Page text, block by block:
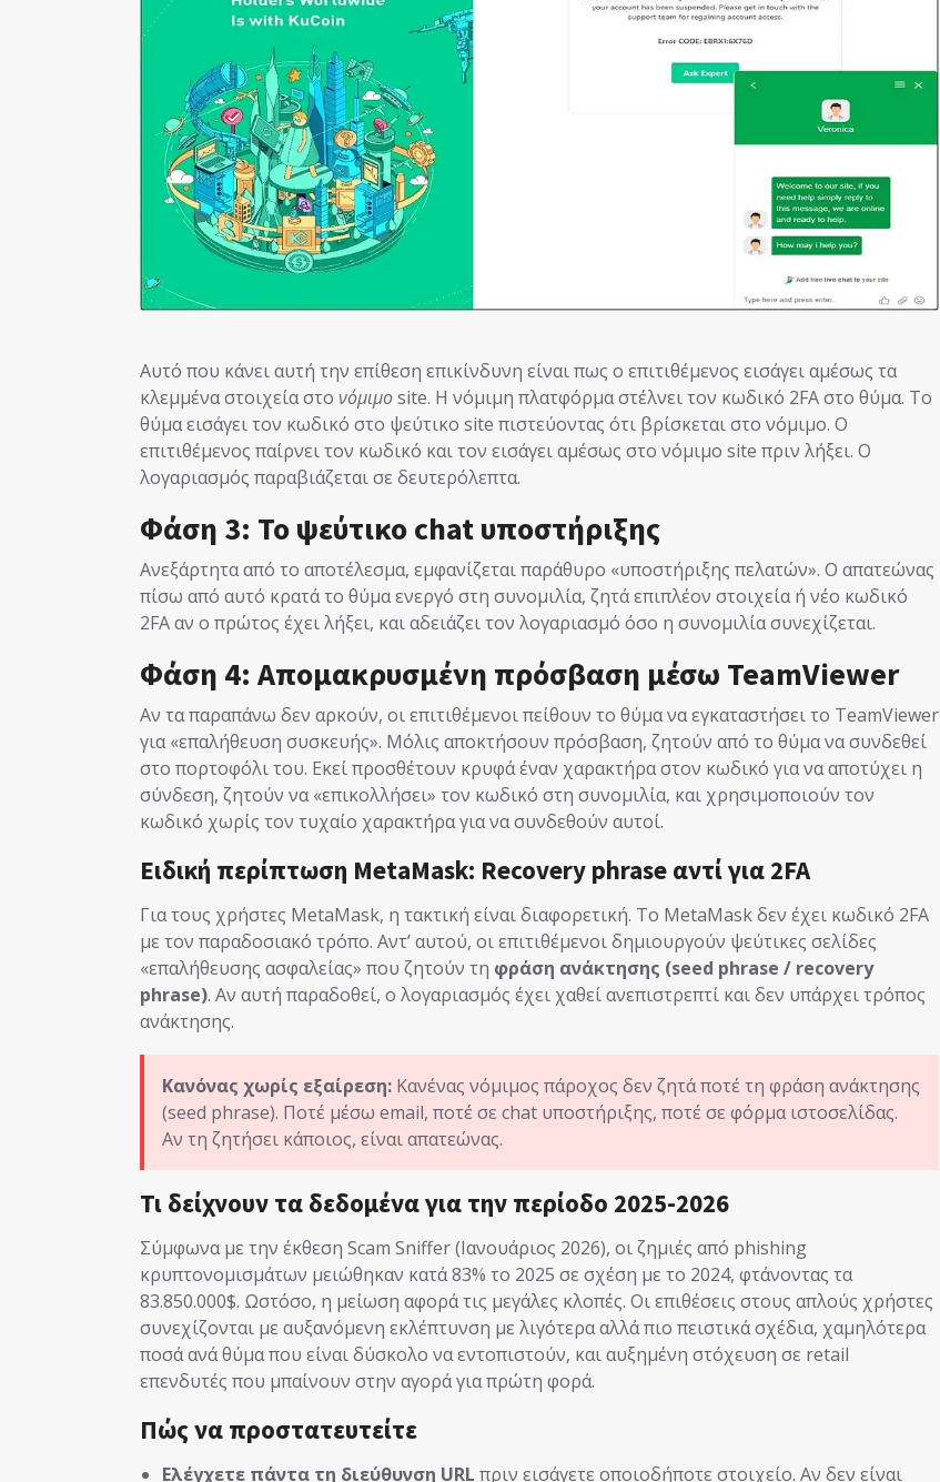
Αυτό που κάνει αυτή την επίθεση επικίνδυνη είναι πως ο επιτιθέμενος εισάγει αμέσως τα
κλεμμένα στοιχεία στο νόμιμοsite. Η νόμιμη πλατφόρμα στέλνει τον κωδικό 2FA στο θύμα. Το
θύμα εισάγει τον κωδικό στο ψεύτικο site πιστεύοντας ότι βρίσκεται στο νόμιμο. Ο
επιτιθέμενος παίρνει τον κωδικό και τον εισάγει αμέσως στο νόμιμο site πριν λήξει. Ο
λογαριασμός παραβιάζεται σε δευτερόλεπτα.
Φάση 3: Το ψεύτικο chat υποστήριξης
Ανεξάρτητα από το αποτέλεσμα, εμφανίζεται παράθυρο «υποστήριξης πελατών». Ο απατεώνας
πίσω από αυτό κρατά το θύμα ενεργό στη συνομιλία, ζητά επιπλέον στοιχεία ή νέο κωδικό
2FA αν ο πρώτος έχει λήξει, και αδειάζει τον λογαριασμό όσο η συνομιλία συνεχίζεται.
Φάση 4: Απομακρυσμένη πρόσβαση μέσω TeamViewer
Αν τα παραπάνω δεν αρκούν, οι επιτιθέμενοι πείθουν το θύμα να εγκαταστήσει το TeamViewer
για «επαλήθευση συσκευής». Μόλις αποκτήσουν πρόσβαση, ζητούν από το θύμα να συνδεθεί
στο πορτοφόλι του. Εκεί προσθέτουν κρυφά έναν χαρακτήρα στον κωδικό για να αποτύχει η
σύνδεση, ζητούν να «επικολλήσει» τον κωδικό στη συνομιλία, και χρησιμοποιούν τον
κωδικό χωρίς τον τυχαίο χαρακτήρα για να συνδεθούν αυτοί.
Ειδική περίπτωση MetaMask: Recovery phrase αντί για 2FA
Για τους χρήστες MetaMask, η τακτική είναι διαφορετική. Το MetaMask δεν έχει κωδικό 2FA
με τον παραδοσιακό τρόπο. Αντ’ αυτού, οι επιτιθέμενοι δημιουργούν ψεύτικες σελίδες
«επαλήθευσης ασφαλείας» που ζητούν τη φράση ανάκτησης (seed phrase / recovery
phrase). Αν αυτή παραδοθεί, ο λογαριασμός έχει χαθεί ανεπιστρεπτί και δεν υπάρχει τρόπος
ανάκτησης.
Κανόνας χωρίς εξαίρεση: Κανένας νόμιμος πάροχος δεν ζητά ποτέ τη φράση ανάκτησης
(seed phrase). Ποτέ μέσω email, ποτέ σε chat υποστήριξης, ποτέ σε φόρμα ιστοσελίδας.
Αν τη ζητήσει κάποιος, είναι απατεώνας.
Τι δείχνουν τα δεδομένα για την περίοδο 2025-2026
Σύμφωνα με την έκθεση Scam Sniffer (Ιανουάριος 2026), οι ζημιές από phishing
κρυπτονομισμάτων μειώθηκαν κατά 83% το 2025 σε σχέση με το 2024, φτάνοντας τα
83.850.000$. Ωστόσο, η μείωση αφορά τις μεγάλες κλοπές. Οι επιθέσεις στους απλούς χρήστες
συνεχίζονται με αυξανόμενη εκλέπτυνση με λιγότερα αλλά πιο πειστικά σχέδια, χαμηλότερα
ποσά ανά θύμα που είναι δύσκολο να εντοπιστούν, και αυξημένη στόχευση σε retail
επενδυτές που μπαίνουν στην αγορά για πρώτη φορά.
Πώς να προστατευτείτε
Ελέγχετε πάντα τη διεύθυνση URL πριν εισάγετε οποιοδήποτε στοιχείο. Αν δεν είναι